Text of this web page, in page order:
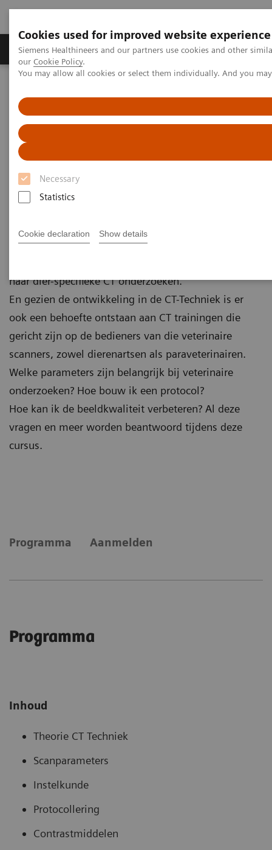
Cookies used for improved website experience
Siemens Healthineers and our partners use cookies and other
our Cookie Policy.
You may allow all cookies or select them individually. And you
Necessary
Statistics
Cookie declaration Show details
Products & Services Challenges & Solutions in
Siemens Healthcare Academy
Siemens Healthcare Academy
Medische beeldvormende systemen
Classroom training
CT voor Paraveterinairen
CT voor Paraveterinairen
SOMARIS X (SOMATOM go)
Het aantal CT-scanners in de veterinaire sector is de
naar dier-specifieke CT onderzoeken.
En gezien de ontwikkeling in de CT-Techniek is er
ook een behoefte ontstaan aan CT trainingen die
gericht zijn op de bedieners van die veterinaire
scanners, zowel dierenartsen als paraveterinairen.
Welke parameters zijn belangrijk bij veterinaire
onderzoeken? Hoe bouw ik een protocol?
Hoe kan ik de beeldkwaliteit verbeteren? Al deze
vragen en meer worden beantwoord tijdens deze
cursus.
Programma Aanmelden
Programma
Inhoud
Theorie CT Techniek
Scanparameters
Instelkunde
Protocollering
Contrastmiddelen